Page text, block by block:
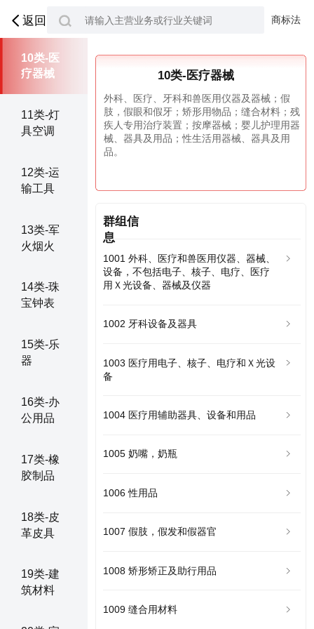
返回 商标法
学仪器
10类-医
疗器械
11类-灯
具空调
12类-运
输工具
13类-军
火烟火
14类-珠
宝钟表
15类-乐
器
16类-办
公用品
17类-橡
胶制品
18类-皮
革皮具
19类-建
筑材料
10类-医疗器械
外科、医疗、牙科和兽医用仪器及器械；假
肢，假眼和假牙；矫形用物品；缝合材料；残
疾人专用治疗装置；按摩器械；婴儿护理用器
械、器具及用品；性生活用器械、器具及用
品。
群组信
息
1001 外科、医疗和兽医用仪器、器械、
设备，不包括电子、核子、电疗、医疗
用Ｘ光设备、器械及仪器
1002 牙科设备及器具
1003 医疗用电子、核子、电疗和Ｘ光设
备
1004 医疗用辅助器具、设备和用品
1005 奶嘴，奶瓶
1006 性用品
1007 假肢，假发和假器官
1008 矫形矫正及助行用品
1009 缝合用材料